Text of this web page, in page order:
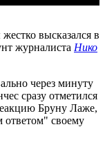
высказался в
журналиста Нико
через минуту
сразу отметился
Бруну Лаже,
ответом" своему